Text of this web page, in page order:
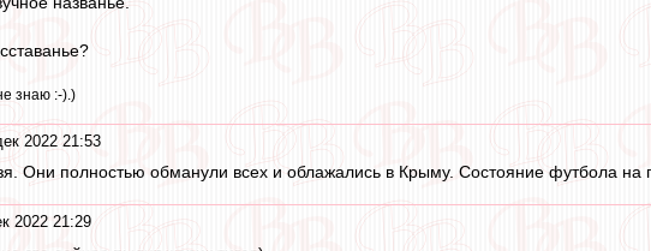
знаю :-).)
2022 21:53
Они полностью обманули всех и облажались в Крыму. Состояние футбола на
2022 21:29